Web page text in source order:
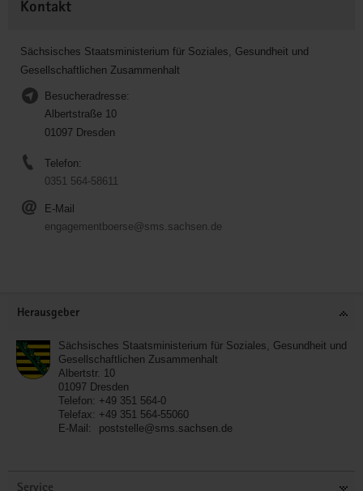
Kontakt
Sächsisches Staatsministerium für Soziales, Gesundheit und
Gesellschaftlichen Zusammenhalt
Besucheradresse:
Albertstraße 10
01097 Dresden
Telefon:
0351 564-58611
E-Mail
engagementboerse@sms.sachsen.de
Herausgeber
Sächsisches Staatsministerium für Soziales, Gesundheit und
Gesellschaftlichen Zusammenhalt
Albertstr. 10
01097 Dresden
Telefon: +49 351 564-0
Telefax: +49 351 564-55060
E-Mail:
poststelle@sms.sachsen.de
Service